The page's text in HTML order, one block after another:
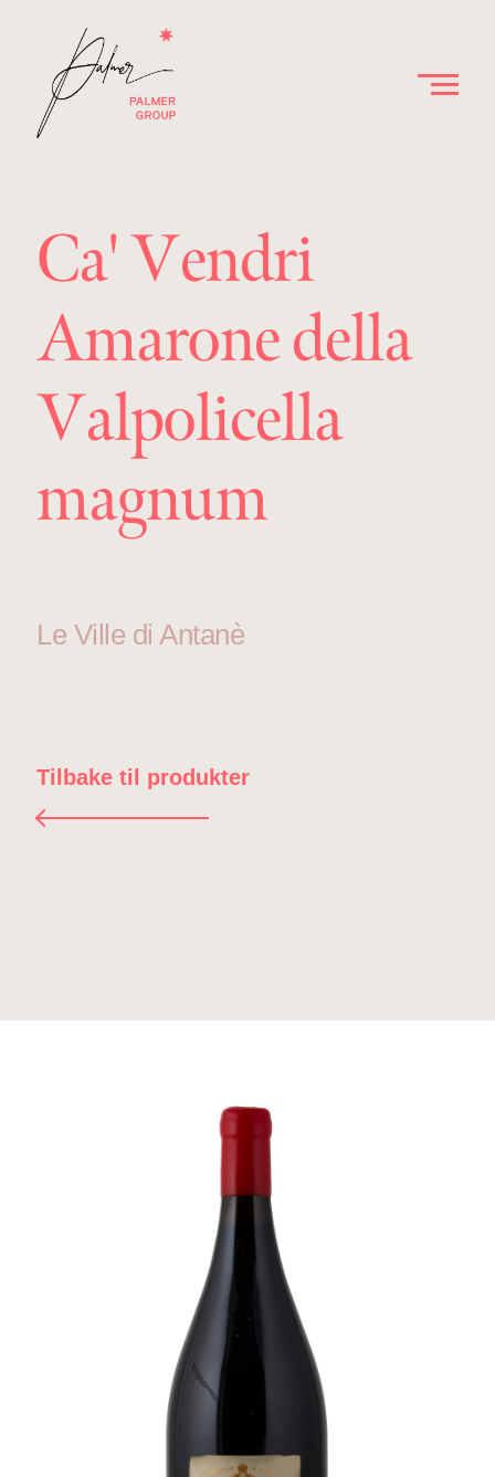
Ca' Vendri
Amarone della
Valpolicella
magnum
Le Ville di Antanè
Tilbake til produkter